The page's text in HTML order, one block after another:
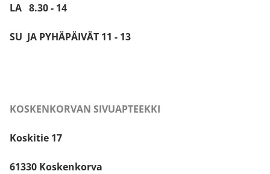
LA 8.30 - 14
SU JA PYHÄPÄIVÄT 11 - 13
KOSKENKORVAN SIVUAPTEEKKI
Koskitie 17
61330 Koskenkorva